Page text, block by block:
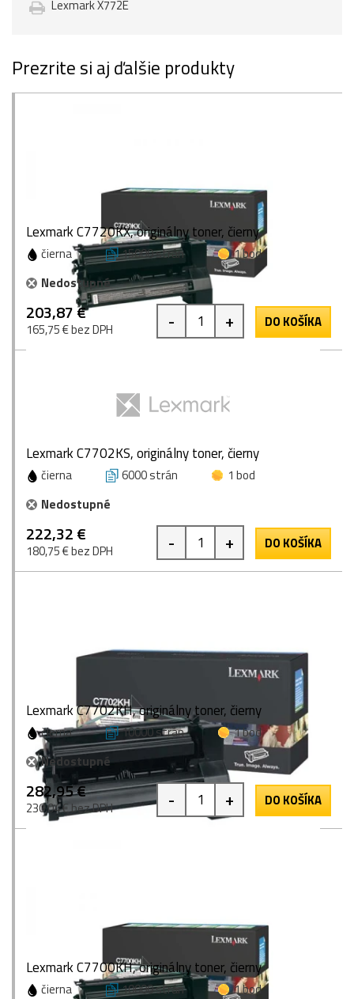
Lexmark X772E
Prezrite si aj ďalšie produkty
Lexmark C7720KX, originálny toner, čierny
čierna 15000 strán
1 bod
Nedostupné
203,87 €
165,75 € bez DPH - + DO KOŠÍKA
Lexmark C7702KS, originálny toner, čierny
čierna 6000 strán
1 bod
Nedostupné
222,32 €
180,75 € bez DPH - + DO KOŠÍKA
Lexmark C7702KH, originálny toner, čierny
čierna 10000 strán
1 bod
Nedostupné
282,95 €
230,04 € bez DPH - + DO KOŠÍKA
Lexmark C7700KH, originálny toner, čierny
čierna 10000 strán 1 bod